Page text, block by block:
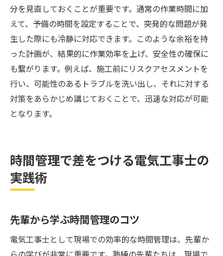
分を見直しておくことが重要です。通常の作業時間に加
えて、予備の時間を設定することで、突発的な問題が発
生した際にも冷静に対応できます。このような余裕を持
った計画が、結果的に作業効率を上げ、安全性の確保に
も繋がります。例えば、施工前にリスクアセスメントを
行い、可能性のあるトラブルを洗い出し、それに対する
対策をあらかじめ講じておくことで、迅速な対応が可能
となります。
時間管理で差をつける電気工事士の
実践術
先輩から学ぶ時間管理のコツ
電気工事士として現場での効率的な時間管理は、先輩か